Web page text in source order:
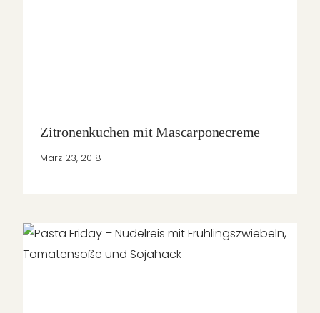
Zitronenkuchen mit Mascarponecreme
März 23, 2018